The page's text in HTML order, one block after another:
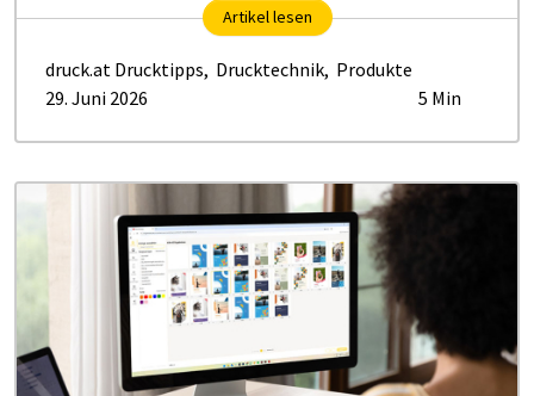
Artikel lesen
druck.at Drucktipps, Drucktechnik, Produkte
29. Juni 2026
5 Min